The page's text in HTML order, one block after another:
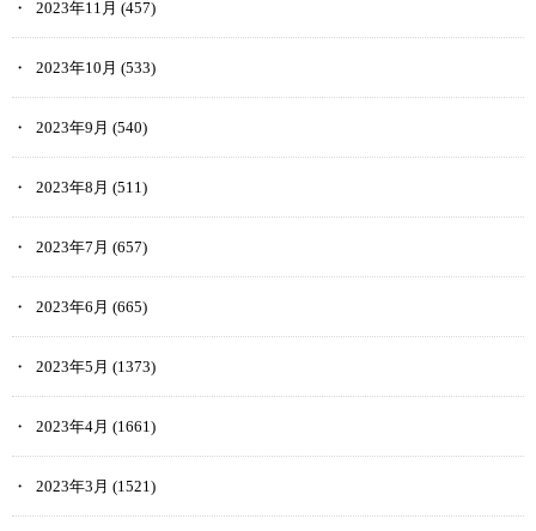
2023年11月 (457)
2023年10月 (533)
2023年9月 (540)
2023年8月 (511)
2023年7月 (657)
2023年6月 (665)
2023年5月 (1373)
2023年4月 (1661)
2023年3月 (1521)